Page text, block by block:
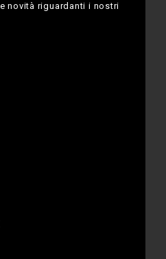
novità riguardanti i nostri